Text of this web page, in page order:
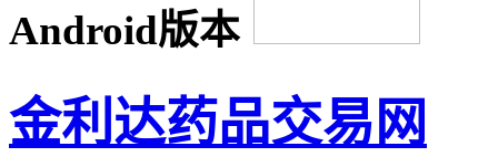
Android版本
金利达药品交易网